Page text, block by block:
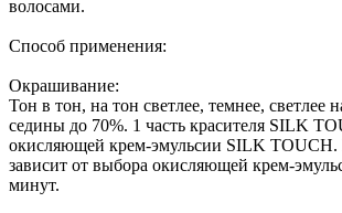
волосами.
Способ применения:
Окрашивание:
Тон в тон, на тон светлее, темнее, светлее
седины до 70%. 1 часть красителя SILK
окисляющей крем-эмульсии SILK
зависит от выбора окисляющей крем-
минут.